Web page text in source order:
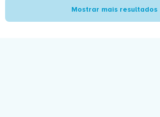
Mostrar mais resultados